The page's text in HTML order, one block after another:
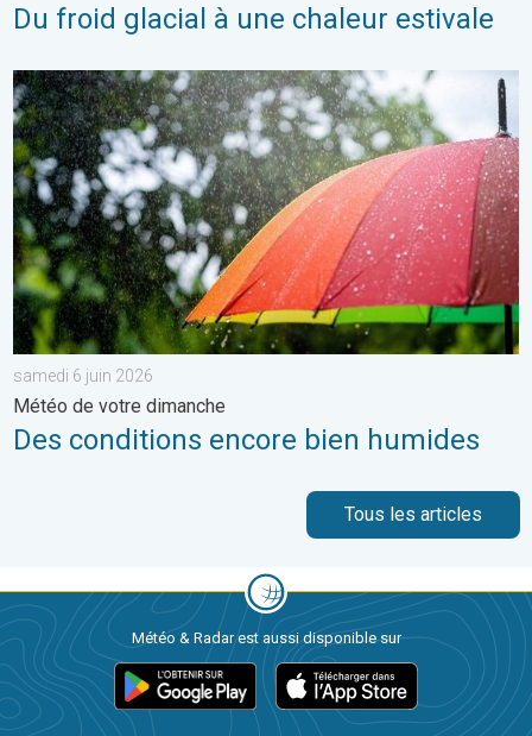
Du froid glacial à une chaleur estivale
Des conditions encore bien humides. Météo de votre
samedi 6 juin 2026
Météo de votre dimanche
Des conditions encore bien humides
Tous les articles
Météo & Radar est aussi disponible sur